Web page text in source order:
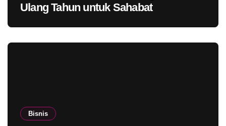
Ulang Tahun untuk Sahabat
Bisnis